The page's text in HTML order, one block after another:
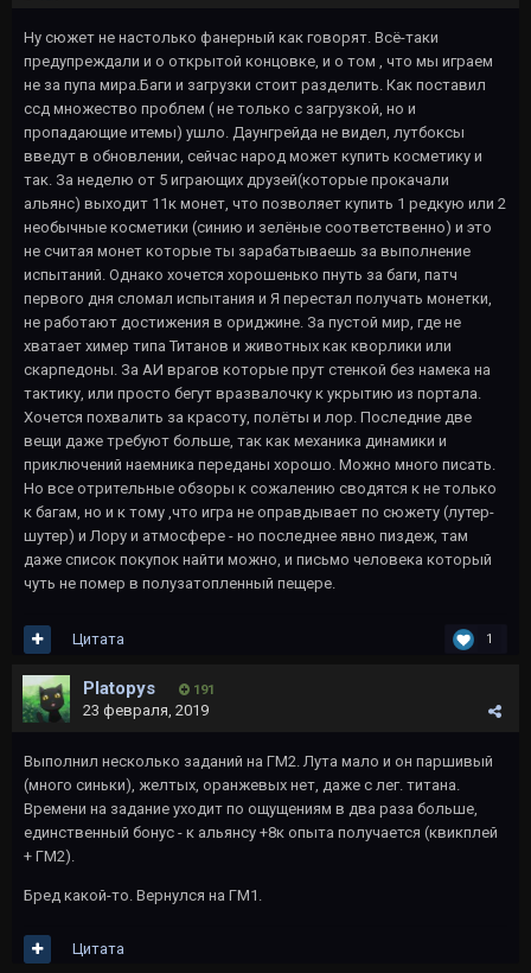
Ну сюжет не настолько фанерный как говорят. Всё-таки
предупреждали и о открытой концовке, и о том , что мы играем
не за пупа мира.Баги и загрузки стоит разделить. Как поставил
ссд множество проблем ( не только с загрузкой, но и
пропадающие итемы) ушло. Даунгрейда не видел, лутбоксы
введут в обновлении, сейчас народ может купить косметику и
так. За неделю от 5 играющих друзей(которые прокачали
альянс) выходит 11к монет, что позволяет купить 1 редкую или 2
необычные косметики (синию и зелёные соответственно) и это
не считая монет которые ты зарабатываешь за выполнение
испытаний. Однако хочется хорошенько пнуть за баги, патч
первого дня сломал испытания и Я перестал получать монетки,
не работают достижения в ориджине. За пустой мир, где не
хватает химер типа Титанов и животных как кворлики или
скарпедоны. За АИ врагов которые прут стенкой без намека на
тактику, или просто бегут вразвалочку к укрытию из портала.
Хочется похвалить за красоту, полёты и лор. Последние две
вещи даже требуют больше, так как механика динамики и
приключений наемника переданы хорошо. Можно много писать.
Но все отрительные обзоры к сожалению сводятся к не только
к багам, но и к тому ,что игра не оправдывает по сюжету (лутер-
шутер) и Лору и атмосфере - но последнее явно пиздеж, там
даже список покупок найти можно, и письмо человека который
чуть не помер в полузатопленный пещере.
1
Цитата
Platopys 191
23 февраля, 2019
Выполнил несколько заданий на ГМ2. Лута мало и он паршивый
(много синьки), желтых, оранжевых нет, даже с лег. титана.
Времени на задание уходит по ощущениям в два раза больше,
единственный бонус - к альянсу +8к опыта получается (квикплей
+ ГМ2).
Бред какой-то. Вернулся на ГМ1.
Цитата